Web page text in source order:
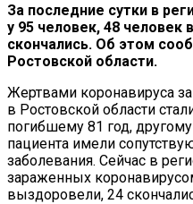
За последние сутки в
у 95 человек, 48 человек
скончались. Об этом
Ростовской области.
Жертвами коронавируса за
в Ростовской области
погибшему 81 год,
пациента имели
заболевания. Сейчас в
зараженных
выздоровели, 24